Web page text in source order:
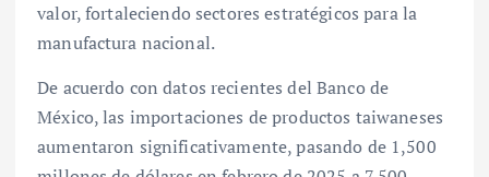
valor, fortaleciendo sectores estratégicos para la
manufactura nacional.
De acuerdo con datos recientes del Banco de
México, las importaciones de productos taiwaneses
aumentaron significativamente, pasando de 1,500